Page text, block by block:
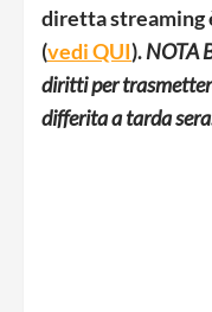
diretta streaming
(vedi QUI).NOTA
diritti per
differita a tarda